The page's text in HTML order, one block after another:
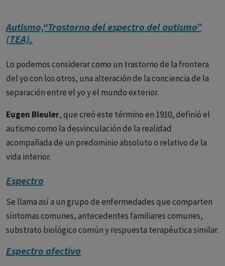
Autismo,“Trastorno del espectro del autismo”
(TEA).
Lo podemos considerar como un trastorno de la frontera
del yo con los otros, una alteración de la conciencia de la
separación entre el yo y el mundo exterior.
Eugen Bleuler, que creó este término en 1910, definió el
autismo como la desvinculación de la realidad
acompañada de un predominio absoluto o relativo de la
vida interior.
ParaEugen Minkowski
rico), que es la creación de un mundo autista. Este mismo
autor considera a la pérdida del contacto vital con la
realidad como el punto central de la esquizofrenia. El
autismo más intenso se da en el estupor catatónico. Pero el
Espectro
Se llama así a un grupo de enfermedades que comparten
síntomas comunes, antecedentes familiares comunes,
substrato biológico común y respuesta terapéutica similar.
Espectro afectivo